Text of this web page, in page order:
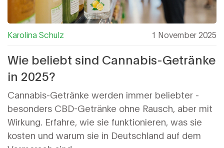
Karolina Schulz 1 November 2025
Wie beliebt sind Cannabis-Getränke
in 2025?
Cannabis-Getränke werden immer beliebter -
besonders CBD-Getränke ohne Rausch, aber mit
Wirkung. Erfahre, wie sie funktionieren, was sie
kosten und warum sie in Deutschland auf dem